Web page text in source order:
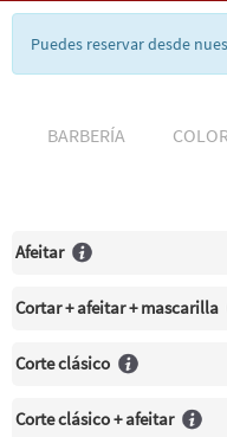
Puedes reservar desde
BARBERÍA
Afeitar
Cortar + afeitar + mascarilla
Corte clásico
Corte clásico + afeitar